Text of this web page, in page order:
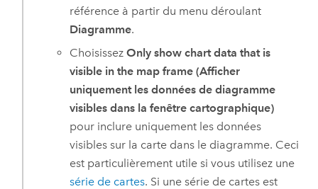
référence à partir du menu déroulant
Diagramme.
ChoisissezOnly show chart data that is
visible in the map frame (Afficher
uniquement les données de diagramme
visibles dans la fenêtre cartographique)
pour inclure uniquement les données
visibles sur la carte dans le diagramme. Ceci
est particulièrement utile si vous utilisez une
série de cartes. Si une série de cartes est